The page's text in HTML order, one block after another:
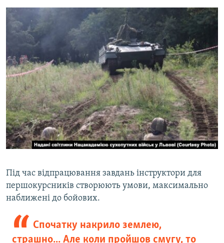
Під час відпрацювання завдань інструктори для
першокурсників створюють умови, максимально
наближені до бойових.
Спочатку накрило землею,
страшно... Але коли пройшов смугу, то